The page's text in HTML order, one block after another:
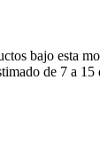
bajo esta
de 7 a 15